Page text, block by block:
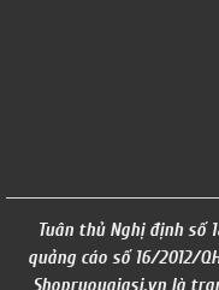
Tuân thủ Nghị định số
quảng cáo số 16/2012/
Shopruougiasi.vn là